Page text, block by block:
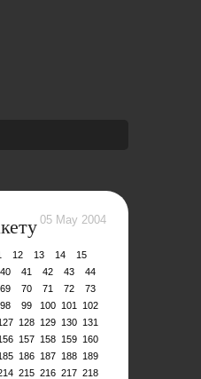
05 May 2004
12 13 14
15
40 41 42 43
44
69 70 71 72
73
98 99 100 101
102
128 129 130 131
157 158 159 160
186 187 188 189
215 216 217 218